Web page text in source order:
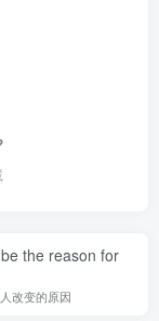
the reason for
改变的原因